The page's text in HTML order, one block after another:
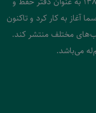
آغاز به کار کرد و تاکنون
مختلف منتشر کند.
می‌باشد.